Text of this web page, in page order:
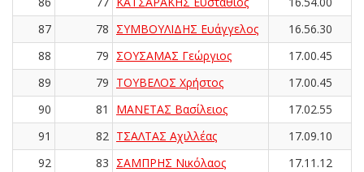
87
78 ΣΥΜΒΟΥΛΙΔΗΣ Ευάγγελος
16.56.30
88
79 ΣΟΥΣΑΜΑΣ Γεώργιος
17.00.45
89
79 ΤΟΥΒΕΛΟΣ Χρήστος
17.00.45
90
81 ΜΑΝΕΤΑΣ Βασίλειος
17.02.55
91
82 ΤΣΑΛΤΑΣ Αχιλλέας
17.09.10
92
83 ΣΑΜΠΡΗΣ Νικόλαος
17.11.12